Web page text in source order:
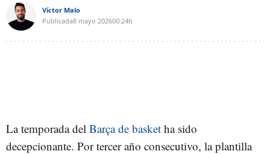
Víctor Malo
Publicada8 mayo 202600:24h
La temporada del Barça de basket ha sido
decepcionante. Por tercer año consecutivo, la plantilla